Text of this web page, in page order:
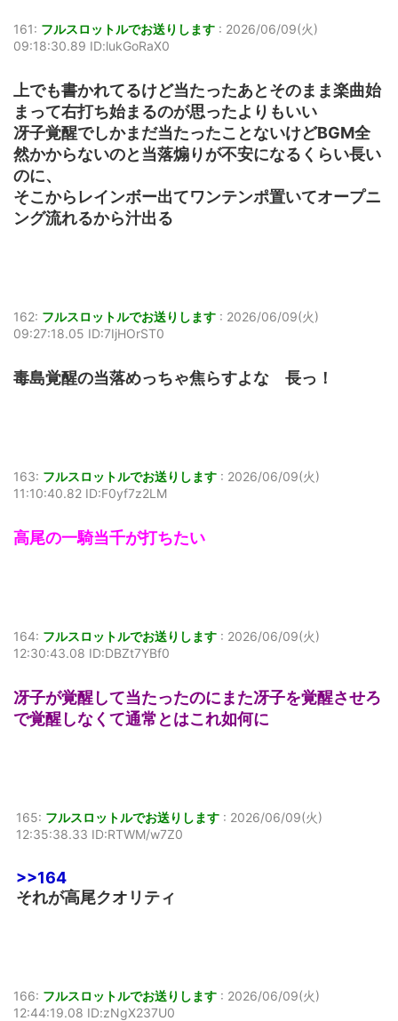
161: フルスロットルでお送りします : 2026/06/09(火)
09:18:30.89 ID:lukGoRaX0
上でも書かれてるけど当たったあとそのまま楽曲始
まって右打ち始まるのが思ったよりもいい
冴子覚醒でしかまだ当たったことないけどBGM全
然かからないのと当落煽りが不安になるくらい長い
のに、
そこからレインボー出てワンテンポ置いてオープニ
ング流れるから汁出る
162: フルスロットルでお送りします : 2026/06/09(火)
09:27:18.05 ID:7IjHOrST0
毒島覚醒の当落めっちゃ焦らすよな 長っ！
163: フルスロットルでお送りします : 2026/06/09(火)
11:10:40.82 ID:F0yf7z2LM
高尾の一騎当千が打ちたい
164: フルスロットルでお送りします : 2026/06/09(火)
12:30:43.08 ID:DBZt7YBf0
冴子が覚醒して当たったのにまた冴子を覚醒させろ
で覚醒しなくて通常とはこれ如何に
165: フルスロットルでお送りします : 2026/06/09(火)
12:35:38.33 ID:RTWM/w7Z0
>>164
それが高尾クオリティ
166: フルスロットルでお送りします : 2026/06/09(火)
12:44:19.08 ID:zNgX237U0